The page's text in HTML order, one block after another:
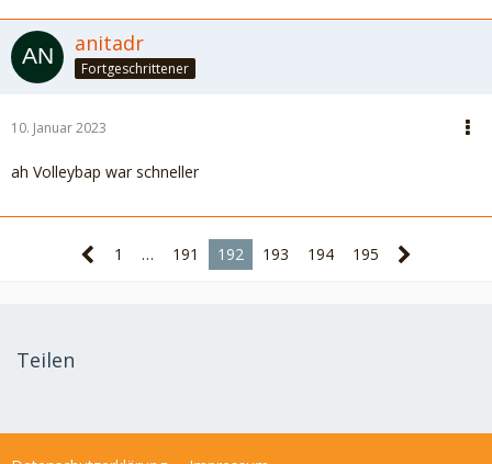
anitadr
Fortgeschrittener
10. Januar 2023
ah Volleybap war schneller
1 … 191 192 193 194 195
Teilen